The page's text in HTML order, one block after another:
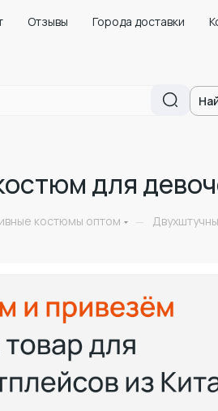
Отзывы Города доставки
для
костюмы оптом —